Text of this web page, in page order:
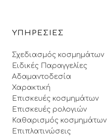
ΥΠΗΡΕΣΙΕΣ
Σχεδιασμός κοσμημάτων
Ειδικές Παραγγελίες
Αδαμαντοδεσία
Χαρακτική
Επισκευές κοσμημάτων
Επισκευές ρολογιών
Καθαρισμός κοσμημάτων
Επιπλατινώσεις